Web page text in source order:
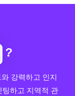
?
강력하고 인지
하고 지역적 관